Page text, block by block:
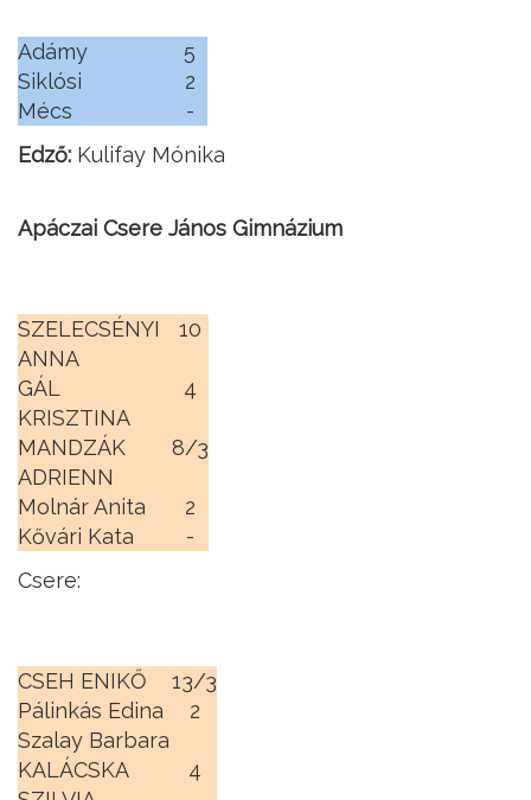
Adámy
5
Siklósi
2
Mécs
-
Edző: Kulifay Mónika
Apáczai Csere János Gimnázium
SZELECSÉNYI
ANNA
10
GÁL
KRISZTINA
4
MANDZÁK
ADRIENN
8/3
Molnár Anita
2
Kővári Kata
-
Csere:
CSEH ENIKŐ
13/3
Pálinkás Edina
2
Szalay Barbara
KALÁCSKA
4